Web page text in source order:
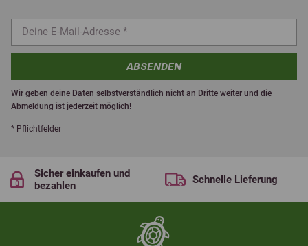
ABSENDEN
Wir geben deine Daten selbstverständlich nicht an Dritte weiter und die
Abmeldung ist jederzeit möglich!
* Pflichtfelder
Sicher einkaufen und
bezahlen
Schnelle Lieferung